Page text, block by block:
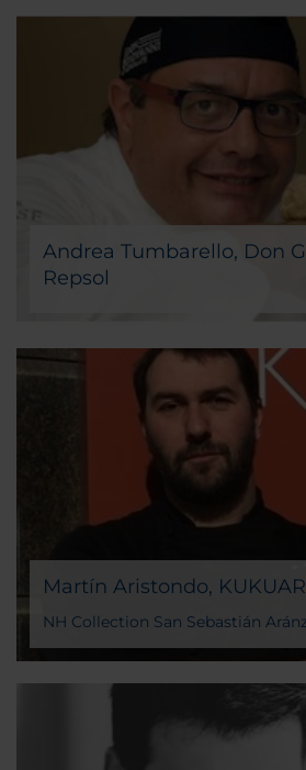
como una experiencia sensorial
incorporación a NH Collection
hace más de 20 años, se produce
personalidad creadora que supuso
revolución con La Terraza del
Michelin son el resultado del
las más evolucionadas técnicas
Andrea Tumbarello, Don
Repsol
El hotel NH Collection Barcelona
cuenta con 1 sol Repsol. De esta
consolida su apuesta por la
en España al utilizar ingredientes
pasta fresca. Gastronomía
exquisitez. En ella podemos
el Huevo Millesimé, los Spaghetti
l’originale, la Burrata pugliese o
Martín Aristondo,
NH Collection San Sebastián